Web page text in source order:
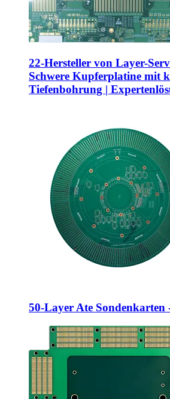
22-Hersteller von Layer-
Schwere Kupferplatine mit
Tiefenbohrung |
50-Layer Ate Sondenkarten